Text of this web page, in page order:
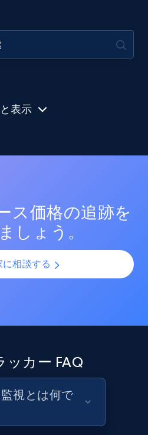
表示
ス価格の追跡を
しょう。
に相談する
ッカー FAQ
視とは何で